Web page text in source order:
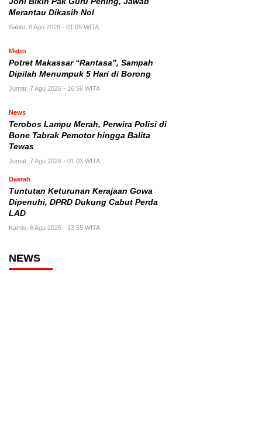
Merantau Dikasih Nol
Sabtu, 8 Agu 2026 - 01:05 WITA
Metro
Potret Makassar “Rantasa”, Sampah
Dipilah Menumpuk 5 Hari di Borong
Jumat, 7 Agu 2026 - 16:56 WITA
News
Terobos Lampu Merah, Perwira Polisi di
Bone Tabrak Pemotor hingga Balita
Tewas
Jumat, 7 Agu 2026 - 01:03 WITA
Daerah
Tuntutan Keturunan Kerajaan Gowa
Dipenuhi, DPRD Dukung Cabut Perda
LAD
Kamis, 6 Agu 2026 - 13:55 WITA
NEWS